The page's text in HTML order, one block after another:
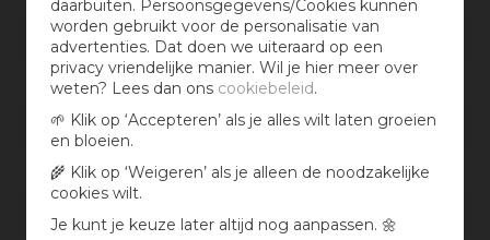
daarbuiten. Persoonsgegevens/Cookies kunnen
worden gebruikt voor de personalisatie van
advertenties. Dat doen we uiteraard op een
privacy vriendelijke manier. Wil je hier meer over
weten? Lees dan ons cookiebeleid.
🌱 Klik op ‘Accepteren’ als je alles wilt laten groeien
en bloeien.
🌾 Klik op ‘Weigeren’ als je alleen de noodzakelijke
cookies wilt.
Je kunt je keuze later altijd nog aanpassen. 🌼
Productserie Elho Vibia
Materiaal detail Kunststof
Vorm Ovaal
Geschikt voor Buiten